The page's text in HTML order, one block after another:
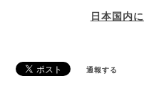
日本国内
通報する